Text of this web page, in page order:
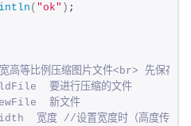
( "ok" ) ;
高等比例压缩图片文件<br> 先保存
要进行压缩的文件
新文件
宽度 //设置宽度时（高度传入0